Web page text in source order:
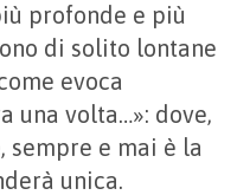
profonde e più
di solito lontane
evoca
una volta…»: dove,
sempre e mai è la
unica.